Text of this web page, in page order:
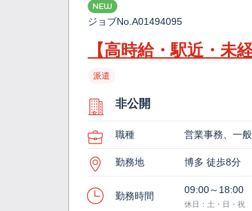
NEW
ジョブNo. A01494095
【高時給・駅近・未
派遣
非公開
職種 営業事務、一
勤務地 博多 徒歩8分
勤務時間
09:00～18:00
休日：土・日・祝